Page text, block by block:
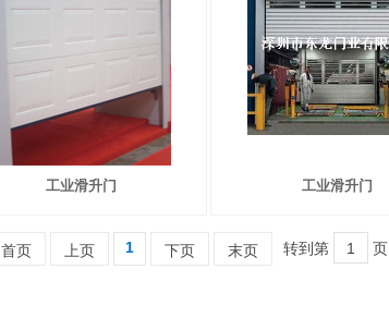
工业滑升门 工业滑升门
首页 上页 1 下页 末页 转到第 页